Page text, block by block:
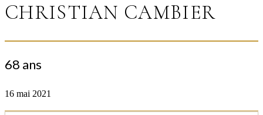
CHRISTIAN CAMBIER
68 ans
16 mai 2021